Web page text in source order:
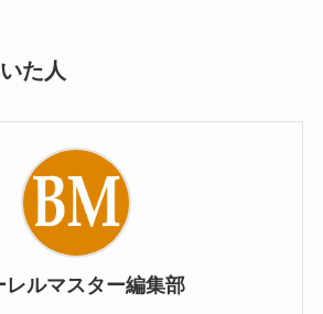
た人
レルマスター編集部